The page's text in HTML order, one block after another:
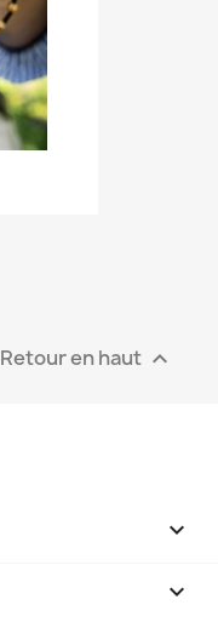
Retour en haut 

